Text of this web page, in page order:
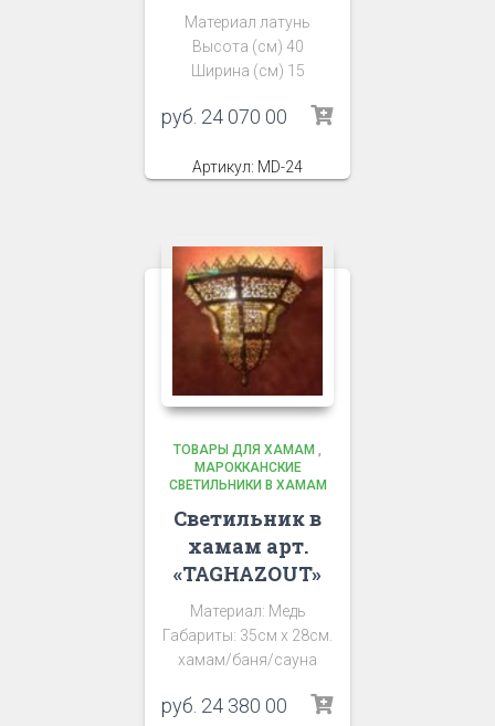
Материал латунь
Высота (см) 40
Ширина (см) 15
руб. 24 070 00
Артикул: MD-24
ТОВАРЫ ДЛЯ ХАМАМ ,
МАРОККАНСКИЕ
СВЕТИЛЬНИКИ В ХАМАМ
Светильник в
хамам арт.
«TAGHAZOUT»
Материал: Медь
Габариты: 35см х 28см.
хамам/баня/сауна
руб. 24 380 00